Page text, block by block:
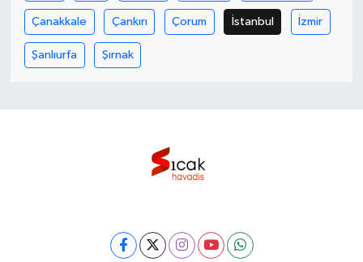
Çanakkale Çankırı Çorum İstanbul İzmir
Şanlıurfa Şırnak